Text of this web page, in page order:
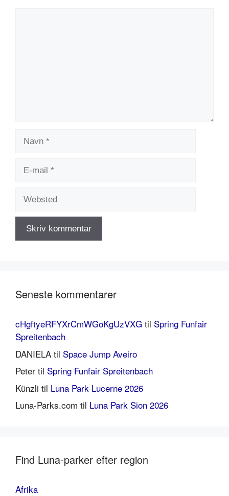
Navn
mail
Websted
Seneste kommentarer
cHgftyeRFYXrCmWGoKgUzVXG til Spring Funfair
Spreitenbach
DANIELA til Space Jump Aveiro
Peter til Spring Funfair Spreitenbach
Künzli til Luna Park Lucerne 2026
Luna-Parks.com til Luna Park Sion 2026
Find Luna-parker efter region
Afrika